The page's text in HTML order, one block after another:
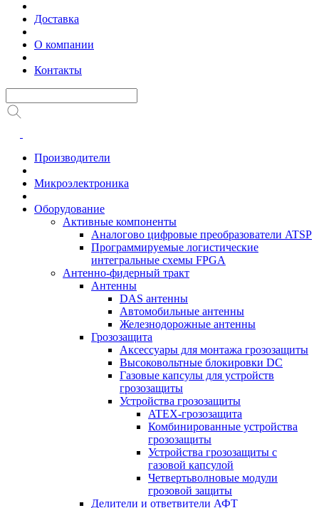
Доставка
О компании
Контакты
Производители
Микроэлектроника
Оборудование
Активные компоненты
Аналогово цифровые преобразователи ATSP
Программируемые логистические
интегральные схемы FPGA
Антенно-фидерный тракт
Антенны
DAS антенны
Автомобильные антенны
Железнодорожные антенны
Грозозащита
Аксессуары для монтажа грозозащиты
Высоковольтные блокировки DC
Газовые капсулы для устройств
грозозащиты
Устройства грозозащиты
ATEX-грозозащита
Комбинированные устройства
грозозащиты
Устройства грозозащиты с
газовой капсулой
Четвертьволновые модули
грозовой защиты
Делители и ответвители АФТ